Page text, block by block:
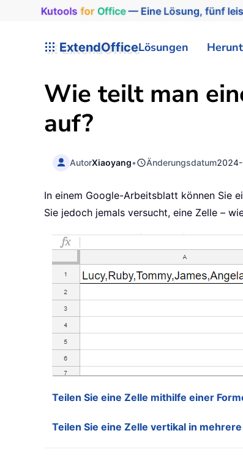
Kutools for Office— Eine Lösung, fünf
ExtendOfficeLösungen
Wie teilt man
auf?
AutorXiaoyang• Änderungsdatum
In einem Google-Arbeitsblatt können Sie
Sie jedoch jemals versucht, eine Zelle –
Teilen Sie eine Zelle mithilfe einer
Teilen Sie eine Zelle vertikal in